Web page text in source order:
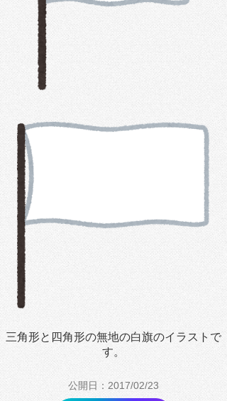
三角形と四角形の無地の白旗のイラストで
す。
公開日：2017/02/23